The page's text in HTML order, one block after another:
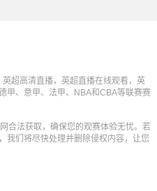
超高清直播，英超直播在线观看，英
甲、意甲、法甲、NBA和CBA等联赛赛
合法获取，确保您的观赛体验无忧。若
我们将尽快处理并删除侵权内容，让您